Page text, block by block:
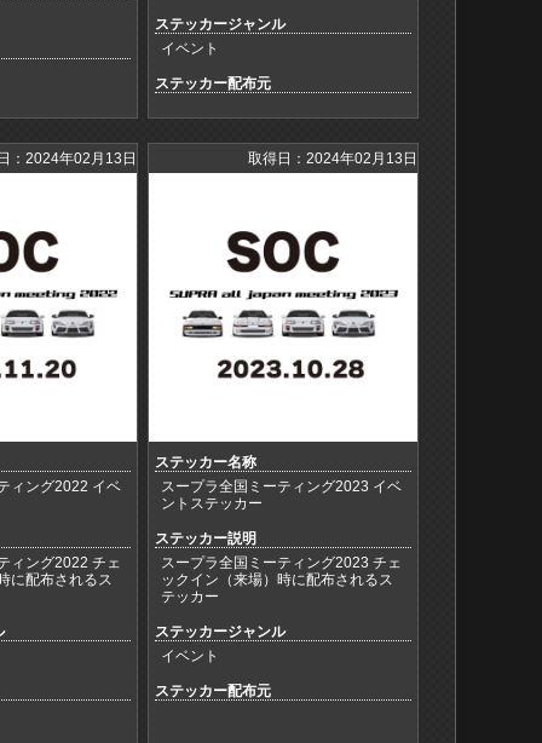
ステッカージャンル
イベント
ステッカー配布元
：2024年02月13日
ィング2022 イベ
ィング2022 チェ
に配布されるス
取得日：2024年02月13日
ステッカー名称
スープラ全国ミーティング2023 イベ
ントステッカー
ステッカー説明
スープラ全国ミーティング2023 チェ
ックイン（来場）時に配布されるス
テッカー
ステッカージャンル
イベント
ステッカー配布元